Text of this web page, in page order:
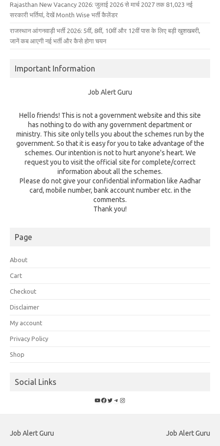
Rajasthan New Vacancy 2026: जुलाई 2026 से मार्च 2027 तक 81,023 नई
सरकारी भर्तियां, देखें Month Wise भर्ती कैलेंडर
राजस्थान आंगनवाड़ी भर्ती 2026: 5वीं, 8वीं, 10वीं और 12वीं पास के लिए बड़ी खुशखबरी,
जानें कब आएगी नई भर्ती और कैसे होगा चयन
Important Information
Job Alert Guru
Hello friends! This is not a government website and this site
has nothing to do with any government department or
ministry. This site only tells you about the schemes run by the
government. So that it is easy for you to take advantage of the
schemes. Our intention is not to hurt anyone's heart. We
request you to visit the official site for complete/correct
information about all the schemes.
Please do not give your confidential information like Aadhar
card, mobile number, bank account number etc. in the
comments.
Thank you!
Page
About
Cart
Checkout
Disclaimer
My account
Privacy Policy
Shop
Social Links
YouTube
Facebook
Twitter
Telegram
Instagram
Job Alert Guru Job Alert Guru